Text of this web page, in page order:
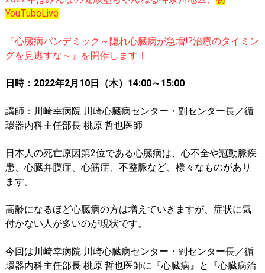
YouTubeLive
『心臓病パンデミック～隠れ心臓病が急増!?治療のタイミン
グを見逃すな～』 を開催します！
日時：2022年2月10日（木）14:00～15:00
講師： 川崎幸病院川崎心臓病センター・副センター長／循
環器内科主任部長 桃原 哲也医師
日本人の死亡原因第2位である心臓病は、心不全や冠動脈疾
患、心臓弁膜症、心筋症、不整脈など、様々なものがあり
ます。
高齢になるほど心臓病の方は増えていきますが、症状に気
付かない人が多いのが現状です。
今回は川崎幸病院 川崎心臓病センター・副センター長／循
環器内科主任部長 桃原 哲也医師に『心臓病』と『心臓病治